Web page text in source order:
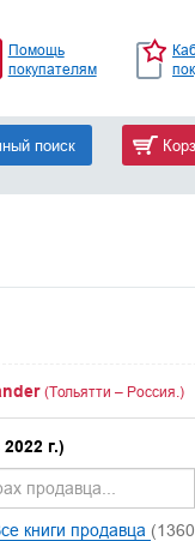
Помощь
покупателям
поиск
(Тольятти – Россия.)
г.)
книги продавца